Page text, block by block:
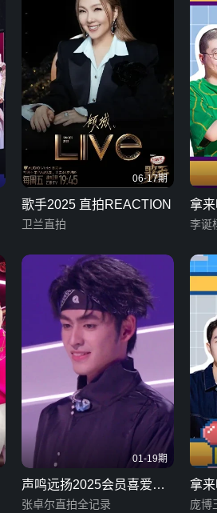
06-17期
歌手2025 直拍REACTION
卫兰直拍
拿
李诞
01-19期
声鸣远扬2025会员喜爱榜
TOP1机位
张卓尔直拍全记录
拿
庞博